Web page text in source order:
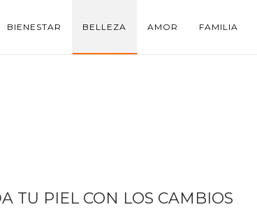
BIENESTAR BELLEZA AMOR FAMILIA
TU PIEL CON LOS CAMBIOS